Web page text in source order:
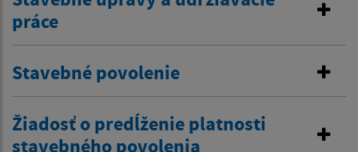
práce
Stavebné povolenie
Žiadosť o predĺženie platnosti
stavebného povolenia